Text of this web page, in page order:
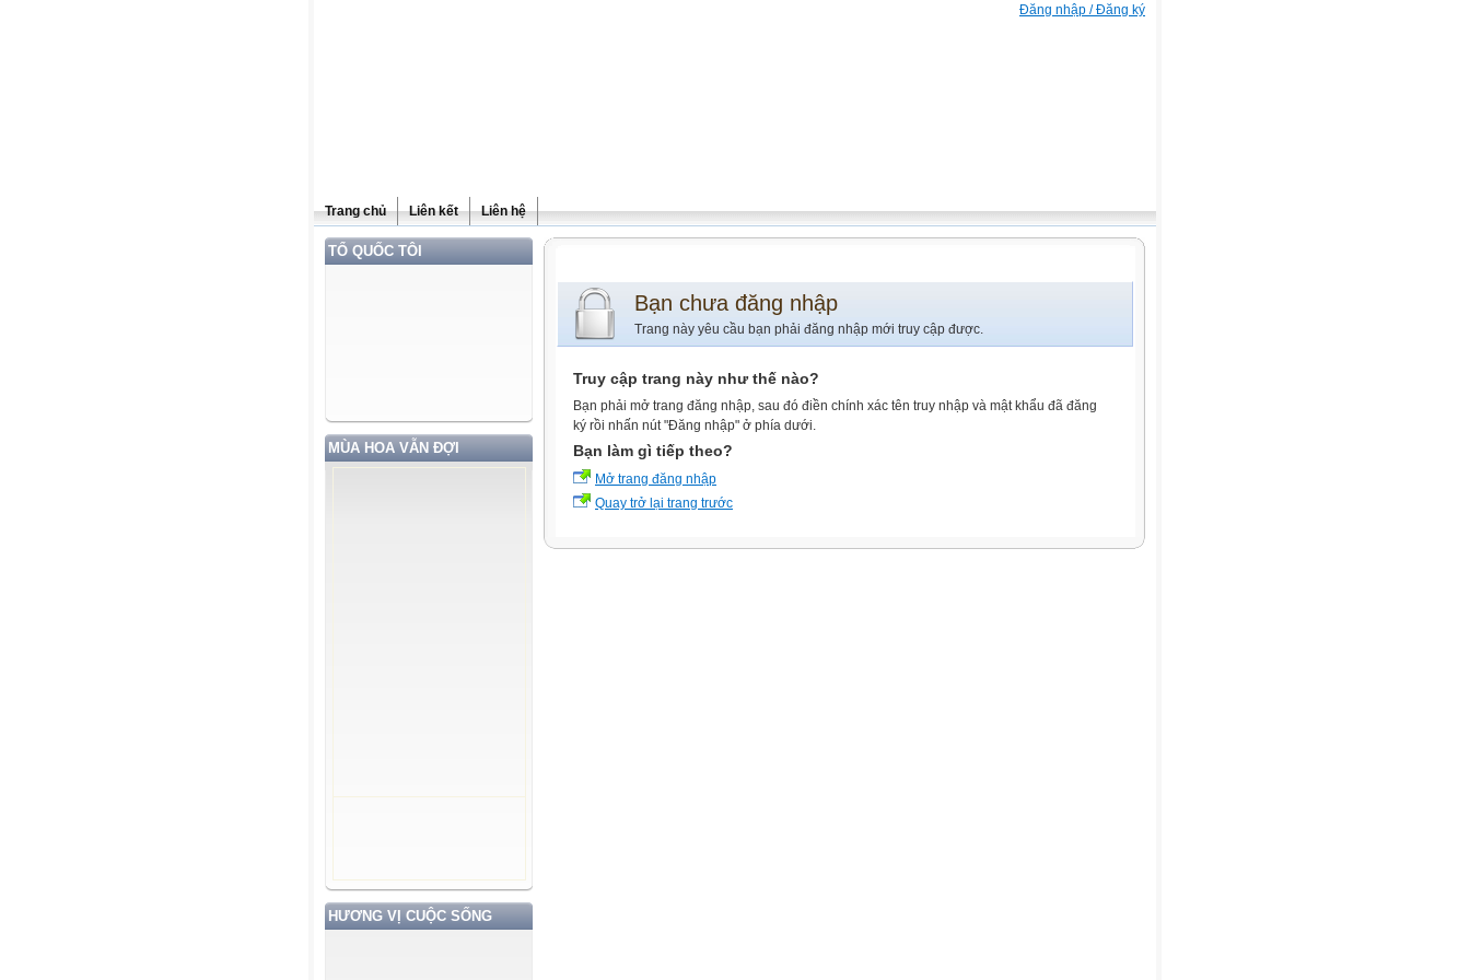
Đăng nhập / Đăng ký
Trang chủ Liên kết Liên hệ
TỔ QUỐC TÔI
MÙA HOA VẪN ĐỢI
HƯƠNG VỊ CUỘC SỐNG
Bạn chưa đăng nhập
Trang này yêu cầu bạn phải đăng nhập mới truy cập được.
Truy cập trang này như thế nào?
Bạn phải mở trang đăng nhập, sau đó điền chính xác tên truy nhập và mật khẩu đã đăng
ký rồi nhấn nút "Đăng nhập" ở phía dưới.
Bạn làm gì tiếp theo?
Mở trang đăng nhập
Quay trở lại trang trước